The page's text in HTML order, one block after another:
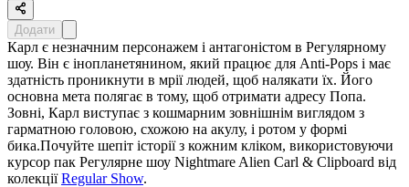
Додати
Карл є незначним персонажем і антагоністом в Регулярному
шоу. Він є інопланетянином, який працює для Anti-Pops і має
здатність проникнути в мрії людей, щоб налякати їх. Його
основна мета полягає в тому, щоб отримати адресу Попа.
Зовні, Карл виступає з кошмарним зовнішнім виглядом з
гарматною головою, схожою на акулу, і ротом у формі
бика.Почуйте шепіт історії з кожним кліком, використовуючи
курсор пак Регулярне шоу Nightmare Alien Carl & Clipboard від
колекціїRegular Show.